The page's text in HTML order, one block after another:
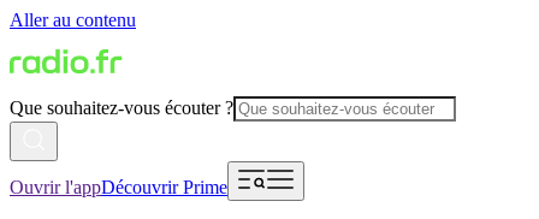
Aller au contenu
Que souhaitez-vous écouter ?
Ouvrir l'appDécouvrir Prime